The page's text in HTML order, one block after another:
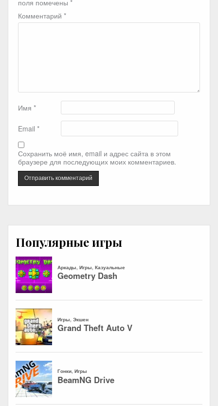
поля помечены *
Комментарий *
Имя *
Email *
Сохранить моё имя, email и адрес сайта в этом
браузере для последующих моих комментариев.
Популярные игры